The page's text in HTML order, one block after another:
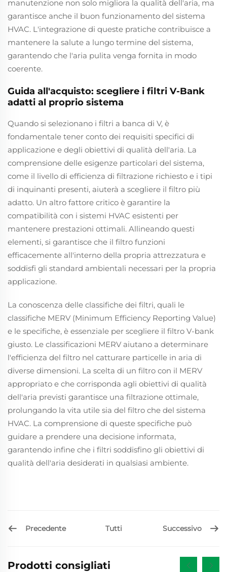
manutenzione non solo migliora la qualità dell'aria, ma
garantisce anche il buon funzionamento del sistema
HVAC. L'integrazione di queste pratiche contribuisce a
mantenere la salute a lungo termine del sistema,
garantendo che l'aria pulita venga fornita in modo
coerente.
Guida all'acquisto: scegliere i filtri V-Bank
adatti al proprio sistema
Quando si selezionano i filtri a banca di V, è
fondamentale tener conto dei requisiti specifici di
applicazione e degli obiettivi di qualità dell'aria. La
comprensione delle esigenze particolari del sistema,
come il livello di efficienza di filtrazione richiesto e i tipi
di inquinanti presenti, aiuterà a scegliere il filtro più
adatto. Un altro fattore critico è garantire la
compatibilità con i sistemi HVAC esistenti per
mantenere prestazioni ottimali. Allineando questi
elementi, si garantisce che il filtro funzioni
efficacemente all'interno della propria attrezzatura e
soddisfi gli standard ambientali necessari per la propria
applicazione.
La conoscenza delle classifiche dei filtri, quali le
classifiche MERV (Minimum Efficiency Reporting Value)
e le specifiche, è essenziale per scegliere il filtro V-bank
giusto. Le classificazioni MERV aiutano a determinare
l'efficienza del filtro nel catturare particelle in aria di
diverse dimensioni. La scelta di un filtro con il MERV
appropriato e che corrisponda agli obiettivi di qualità
dell'aria previsti garantisce una filtrazione ottimale,
prolungando la vita utile sia del filtro che del sistema
HVAC. La comprensione di queste specifiche può
guidare a prendere una decisione informata,
garantendo infine che i filtri soddisfino gli obiettivi di
qualità dell'aria desiderati in qualsiasi ambiente.
Precedente Tutti Successivo
Prodotti consigliati